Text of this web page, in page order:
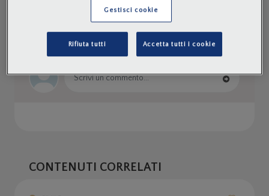
0COMMENTI
CONTENUTI CORRELATI
Gestisci cookie
Rifiuta tutti Accetta tutti i cookie